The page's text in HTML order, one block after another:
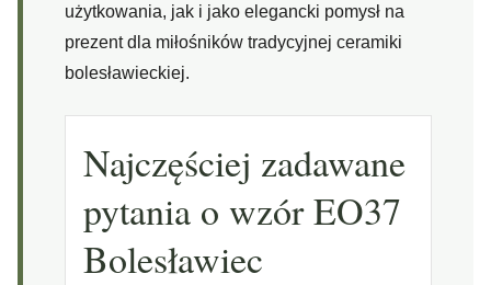
użytkowania, jak i jako elegancki pomysł na
prezent dla miłośników tradycyjnej ceramiki
bolesławieckiej.
Najczęściej zadawane
pytania o wzór EO37
Bolesławiec